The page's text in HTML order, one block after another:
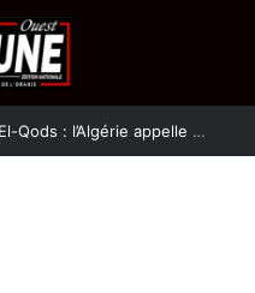
Protection de la ville sainte d’El-Qods : l’Algérie appelle à une action collective